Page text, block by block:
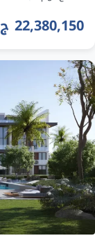
22,380,150 ج.م